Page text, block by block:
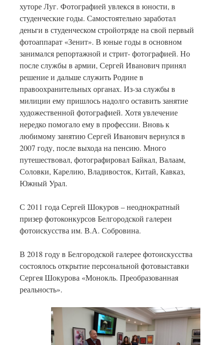
хуторе Луг. Фотографией увлекся в юности, в
студенческие годы. Самостоятельно заработал
деньги в студенческом стройотряде на свой первый
фотоаппарат «Зенит». В юные годы в основном
занимался репортажной и стрит- фотографией. Но
после службы в армии, Сергей Иванович принял
решение и дальше служить Родине в
правоохранительных органах. Из-за службы в
милиции ему пришлось надолго оставить занятие
художественной фотографией. Хотя увлечение
нередко помогало ему в профессии. Вновь к
любимому занятию Сергей Иванович вернулся в
2007 году, после выхода на пенсию. Много
путешествовал, фотографировал Байкал, Валаам,
Соловки, Карелию, Владивосток, Китай, Кавказ,
Южный Урал.
С 2011 года Сергей Шокуров – неоднократный
призер фотоконкурсов Белгородской галереи
фотоискусства им. В.А. Собровина.
В 2018 году в Белгородской галерее фотоискусства
состоялось открытие персональной фотовыставки
Сергея Шокурова «Монокль. Преобразованная
реальность».